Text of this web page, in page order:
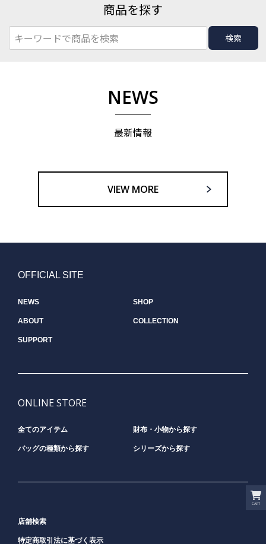
CART
商品を探す
検索
NEWS
最新情報
VIEW MORE
OFFICIAL SITE
NEWS SHOP
ABOUT COLLECTION
SUPPORT
ONLINE STORE
全てのアイテム 財布・小物から探す
バッグの種類から探す シリーズから探す
店舗検索
特定商取引法に基づく表示